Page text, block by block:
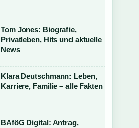
Tom Jones: Biografie,
Privatleben, Hits und aktuelle
News
Klara Deutschmann: Leben,
Karriere, Familie – alle Fakten
BAföG Digital: Antrag,